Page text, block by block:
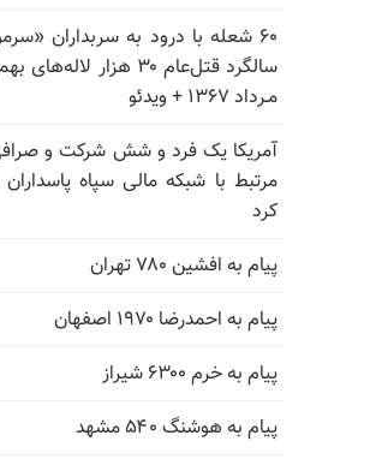
۶۰ شعله با درود به سربداران
مـرداد ۱۳۶۷ + ویدئو
آمریکا یک فرد و شش شرکت و
مرتبط با شبکه مالی سپاه
کرد
پیام به افشین ۷۸۰ تهران
پیام به احمدرضا ۱۹۷۰ اصفهان
پیام به خرم ۶۳۰۰ شیراز
پیام به هوشنگ ۵۴۰ مشهد